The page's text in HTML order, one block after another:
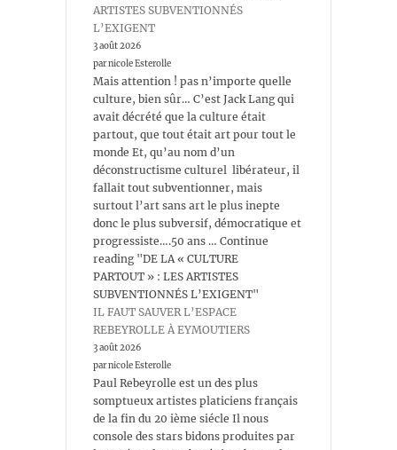
ARTISTES SUBVENTIONNÉS
L’EXIGENT
3 août 2026
par nicole Esterolle
Mais attention ! pas n’importe quelle
culture, bien sûr… C’est Jack Lang qui
avait décrété que la culture était
partout, que tout était art pour tout le
monde Et, qu’au nom d’un
déconstructisme culturel libérateur, il
fallait tout subventionner, mais
surtout l’art sans art le plus inepte
donc le plus subversif, démocratique et
progressiste….50 ans … Continue
reading "DE LA « CULTURE
PARTOUT » : LES ARTISTES
SUBVENTIONNÉS L’EXIGENT"
IL FAUT SAUVER L’ESPACE
REBEYROLLE À EYMOUTIERS
3 août 2026
par nicole Esterolle
Paul Rebeyrolle est un des plus
somptueux artistes platiciens français
de la fin du 20 ième siécle Il nous
console des stars bidons produites par